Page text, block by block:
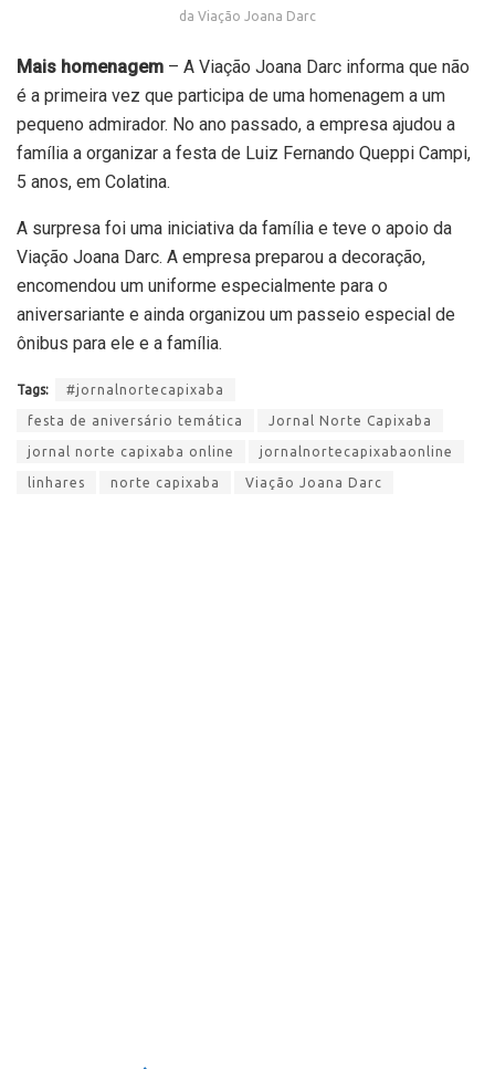
da Viação Joana Darc
Mais homenagem – A Viação Joana Darc informa que não
é a primeira vez que participa de uma homenagem a um
pequeno admirador. No ano passado, a empresa ajudou a
família a organizar a festa de Luiz Fernando Queppi Campi,
5 anos, em Colatina.
A surpresa foi uma iniciativa da família e teve o apoio da
Viação Joana Darc. A empresa preparou a decoração,
encomendou um uniforme especialmente para o
aniversariante e ainda organizou um passeio especial de
ônibus para ele e a família.
Tags: #jornalnortecapixaba
festa de aniversário temática Jornal Norte Capixaba
jornal norte capixaba online jornalnortecapixabaonline
linhares norte capixaba Viação Joana Darc